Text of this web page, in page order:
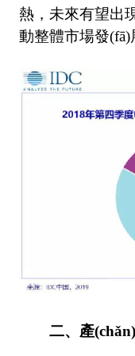
熱，未來有望出
動整體市場發(fā)展
二、產(chǎn)